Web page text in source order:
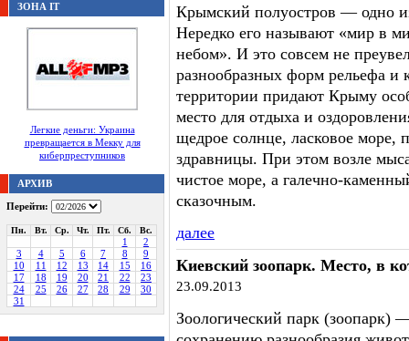
ЗОНА IT
Легкие деньги: Украина
превращается в Мекку для
киберпреступников
АРХИВ
Перейти:
Пн. Вт. Ср. Чт. Пт. Сб. Вс.
1
2
3
4 5 6 7 8
9
10
11 12 13 14 15
16
17
18 19 20 21 22
23
24
25 26 27 28 29
30
31
Крымский полуостров — одно
Нередко его называют «мир в
небом». И это совсем не
разнообразных форм рельефа и
территории придают Крыму
место для отдыха и
щедрое солнце, ласковое море,
здравницы. При этом возле
чистое море, а галечно-
сказочным.
далее
Киевский зоопарк. Место, в
23.09.2013
Зоологический парк (зоопарк)